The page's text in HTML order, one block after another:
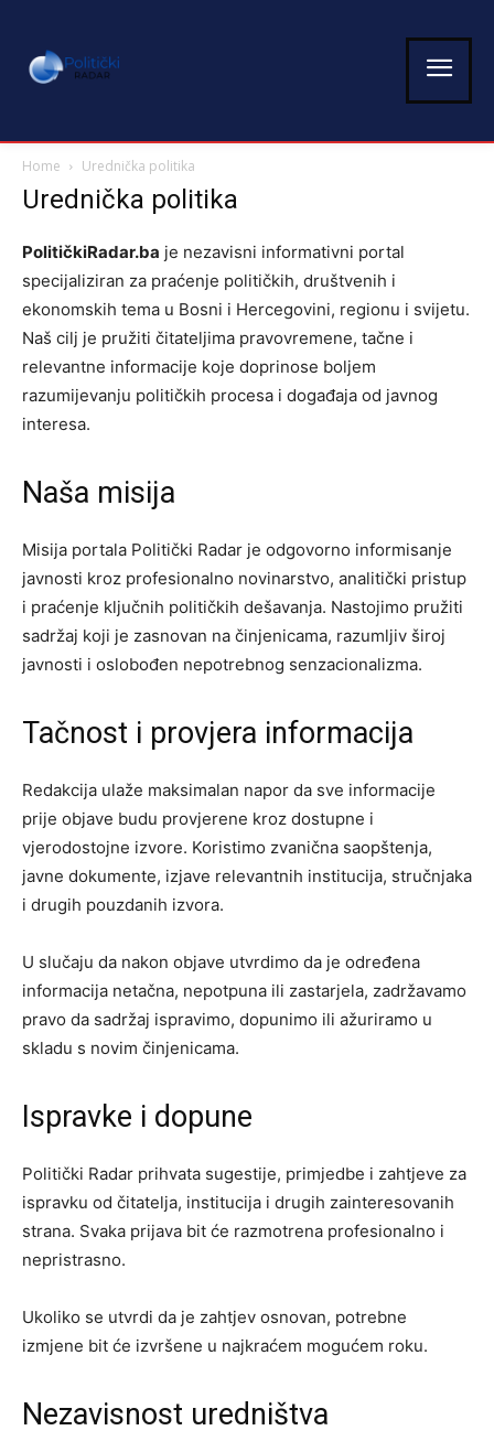
Home Urednička politika
Urednička politika
PolitičkiRadar.ba je nezavisni informativni portal
specijaliziran za praćenje političkih, društvenih i
ekonomskih tema u Bosni i Hercegovini, regionu i svijetu.
Naš cilj je pružiti čitateljima pravovremene, tačne i
relevantne informacije koje doprinose boljem
razumijevanju političkih procesa i događaja od javnog
interesa.
Naša misija
Misija portala Politički Radar je odgovorno informisanje
javnosti kroz profesionalno novinarstvo, analitički pristup
i praćenje ključnih političkih dešavanja. Nastojimo pružiti
sadržaj koji je zasnovan na činjenicama, razumljiv široj
javnosti i oslobođen nepotrebnog senzacionalizma.
Tačnost i provjera informacija
Redakcija ulaže maksimalan napor da sve informacije
prije objave budu provjerene kroz dostupne i
vjerodostojne izvore. Koristimo zvanična saopštenja,
javne dokumente, izjave relevantnih institucija, stručnjaka
i drugih pouzdanih izvora.
U slučaju da nakon objave utvrdimo da je određena
informacija netačna, nepotpuna ili zastarjela, zadržavamo
pravo da sadržaj ispravimo, dopunimo ili ažuriramo u
skladu s novim činjenicama.
Ispravke i dopune
Politički Radar prihvata sugestije, primjedbe i zahtjeve za
ispravku od čitatelja, institucija i drugih zainteresovanih
strana. Svaka prijava bit će razmotrena profesionalno i
nepristrasno.
Ukoliko se utvrdi da je zahtjev osnovan, potrebne
izmjene bit će izvršene u najkraćem mogućem roku.
Nezavisnost uredništva